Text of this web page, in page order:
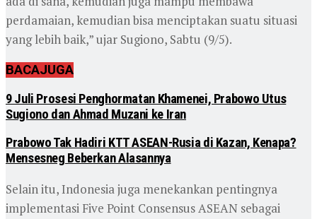
perdamaian, kemudian bisa menciptakan suatu situasi
yang lebih baik,” ujar Sugiono, Sabtu (9/5).
BACAJUGA
9 Juli Prosesi Penghormatan Khamenei, Prabowo Utus
Sugiono dan Ahmad Muzani ke Iran
Prabowo Tak Hadiri KTT ASEAN-Rusia di Kazan, Kenapa?
Mensesneg Beberkan Alasannya
Selain itu, Indonesia juga menekankan pentingnya
implementasi Five Point Consensus ASEAN sebagai